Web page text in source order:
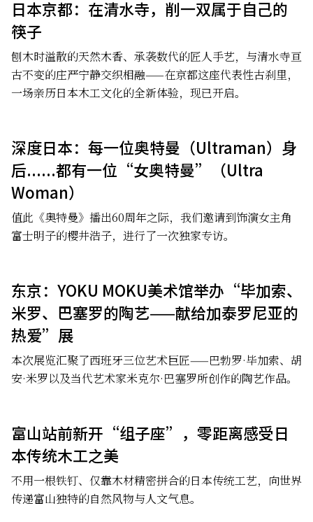
日本京都：在清水寺，削一双属于自己的
筷子
刨木时溢散的天然木香、承袭数代的匠人手艺，与清水寺亘
古不变的庄严宁静交织相融——在京都这座代表性古刹里，
一场亲历日本木工文化的全新体验，现已开启。
深度日本：每一位奥特曼（Ultraman）身
后......都有一位“女奥特曼”（Ultra
Woman）
值此《奥特曼》播出60周年之际，我们邀请到饰演女主角
富士明子的樱井浩子，进行了一次独家专访。
东京：YOKU MOKU美术馆举办“毕加索、
米罗、巴塞罗的陶艺——献给加泰罗尼亚的
热爱”展
本次展览汇聚了西班牙三位艺术巨匠——巴勃罗·毕加索、胡
安·米罗以及当代艺术家米克尔·巴塞罗所创作的陶艺作品。
富山站前新开“组子座”，零距离感受日
本传统木工之美
不用一根铁钉、仅靠木材精密拼合的日本传统工艺，向世界
传递富山独特的自然风物与人文气息。